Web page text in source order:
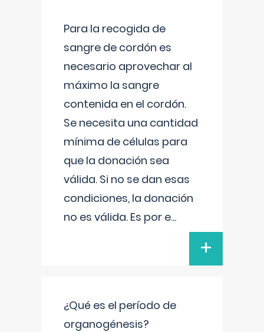
Para la recogida de
sangre de cordón es
necesario aprovechar al
máximo la sangre
contenida en el cordón.
Se necesita una cantidad
mínima de células para
que la donación sea
válida. Si no se dan esas
condiciones, la donación
no es válida. Es por e...
+
¿Qué es el período de
organogénesis?